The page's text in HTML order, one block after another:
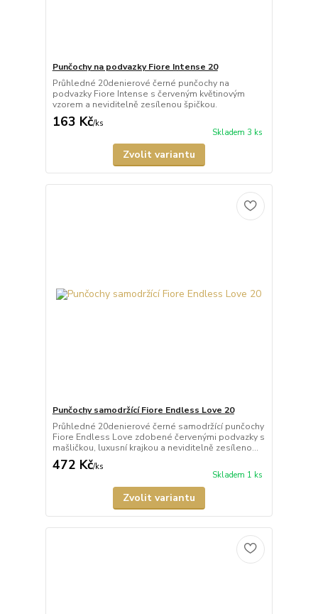
Punčochy na podvazky Fiore Intense 20
Průhledné 20denierové černé punčochy na
podvazky Fiore Intense s červeným květinovým
vzorem a neviditelně zesílenou špičkou.
163 Kč/ks
Skladem 3 ks
Zvolit variantu
Punčochy samodržící Fiore Endless Love 20
Průhledné 20denierové černé samodržící punčochy
Fiore Endless Love zdobené červenými podvazky s
mašličkou, luxusní krajkou a neviditelně zesíleno...
472 Kč/ks
Skladem 1 ks
Zvolit variantu